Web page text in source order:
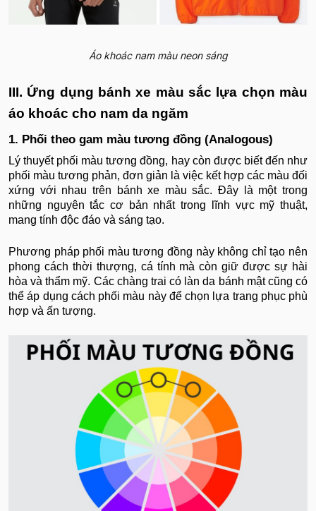
Áo khoác nam màu neon sáng
III. Ứng dụng bánh xe màu sắc lựa chọn màu
áo khoác cho nam da ngăm
1. Phối theo gam màu tương đồng (Analogous)
Lý thuyết phối màu tương đồng, hay còn được biết đến như
phối màu tương phản, đơn giản là việc kết hợp các màu đối
xứng với nhau trên bánh xe màu sắc. Đây là một trong
những nguyên tắc cơ bản nhất trong lĩnh vực mỹ thuật,
mang tính độc đáo và sáng tạo.
Phương pháp phối màu tương đồng này không chỉ tạo nên
phong cách thời thượng, cá tính mà còn giữ được sự hài
hòa và thẩm mỹ. Các chàng trai có làn da bánh mật cũng có
thể áp dụng cách phối màu này để chọn lựa trang phục phù
hợp và ấn tượng.